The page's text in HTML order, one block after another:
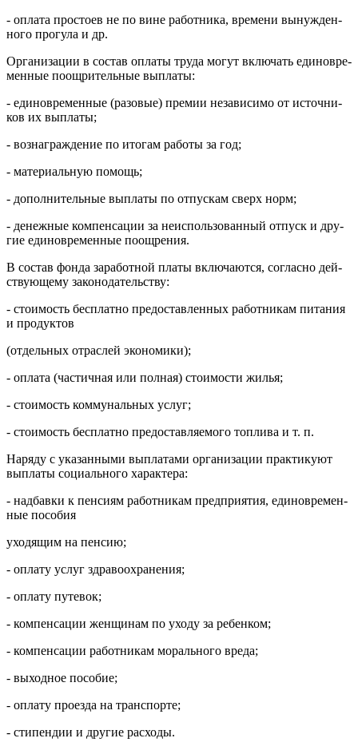
- оплата простоев не по вине работника, времени вынужден­
ного прогула и др.
Организации в состав оплаты труда могут включать единовре­
менные поощрительные выплаты:
- единовременные (разовые) премии независимо от источни­
ков их выплаты;
- вознаграждение по итогам работы за год;
- материальную помощь;
- дополнительные выплаты по отпускам сверх норм;
- денежные компенсации за неиспользованный отпуск и дру­
гие единовременные поощрения.
В состав фонда заработной платы включаются, согласно дей­
ствующему законодательству:
- стоимость бесплатно предоставленных работникам питания
и продуктов
(отдельных отраслей экономики);
- оплата (частичная или полная) стоимости жилья;
- стоимость коммунальных услуг;
- стоимость бесплатно предоставляемого топлива и т. п.
Наряду с указанными выплатами организации практикуют
выплаты социального характера:
- надбавки к пенсиям работникам предприятия, единовремен­
ные пособия
уходящим на пенсию;
- оплату услуг здравоохранения;
- оплату путевок;
- компенсации женщинам по уходу за ребенком;
- компенсации работникам морального вреда;
- выходное пособие;
- оплату проезда на транспорте;
- стипендии и другие расходы.